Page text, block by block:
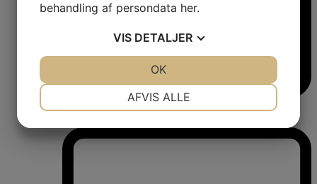
Vinkøleskabe
behandling af persondata her.
VIS DETALJER
MARKETING STATISTIK
AFVIS ALLE
OK